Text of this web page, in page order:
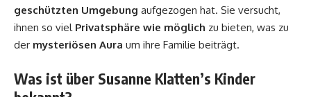
geschützten Umgebung aufgezogen hat. Sie versucht,
ihnen so viel Privatsphäre wie möglich zu bieten, was zu
der mysteriösen Aura um ihre Familie beiträgt.
Was ist über Susanne Klatten’s Kinder